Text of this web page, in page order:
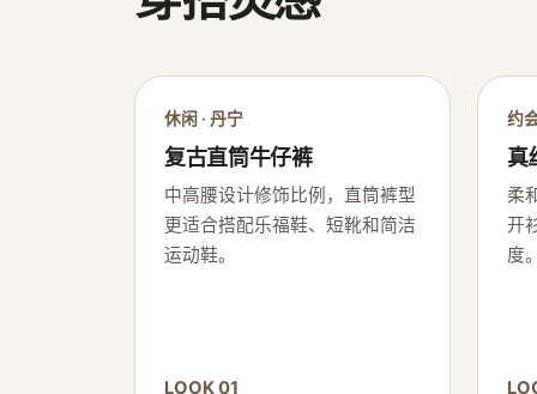
休闲 · 丹宁
复古直筒牛仔裤
中高腰设计修饰比例，直筒裤型
更适合搭配乐福鞋、短靴和简洁
运动鞋。
LOOK 01
约
真
柔
开
度